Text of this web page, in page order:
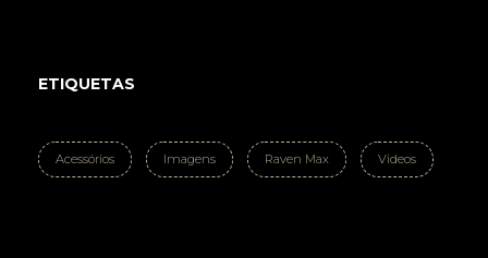
ETIQUETAS
Acessórios Imagens Raven Max Videos